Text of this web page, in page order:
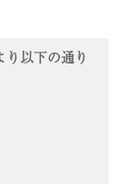
以下の通り